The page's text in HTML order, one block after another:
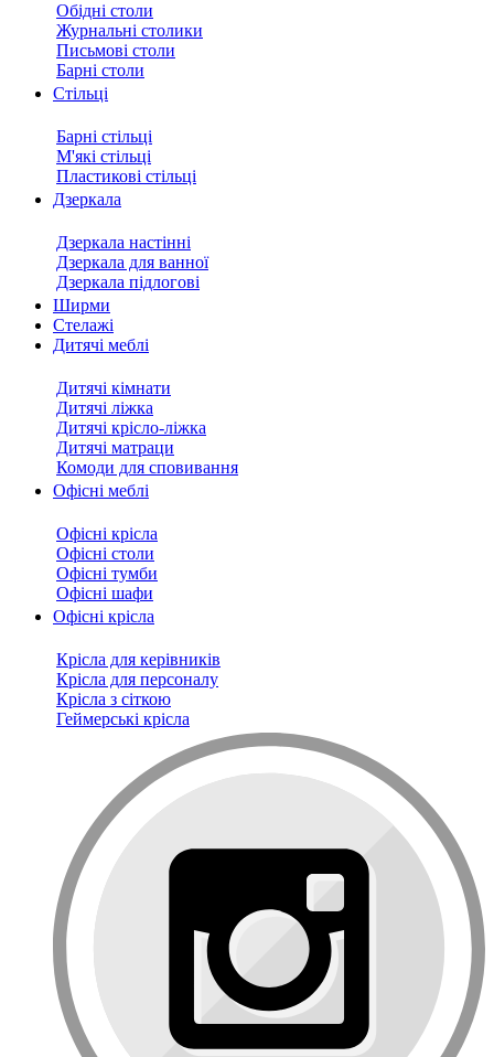
Обідні столи
Журнальні столики
Письмові столи
Барні столи
Стільці
Барні стільці
М'які стільці
Пластикові стільці
Дзеркала
Дзеркала настінні
Дзеркала для ванної
Дзеркала підлогові
Ширми
Стелажі
Дитячі меблі
Дитячі кімнати
Дитячі ліжка
Дитячі крісло-ліжка
Дитячі матраци
Комоди для сповивання
Офісні меблі
Офісні крісла
Офісні столи
Офісні тумби
Офісні шафи
Офісні крісла
Крісла для керівників
Крісла для персоналу
Крісла з сіткою
Геймерські крісла